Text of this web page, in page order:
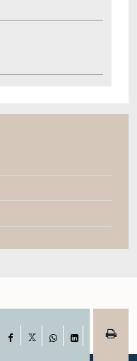
Facebook
WhatsAppLinkedIn